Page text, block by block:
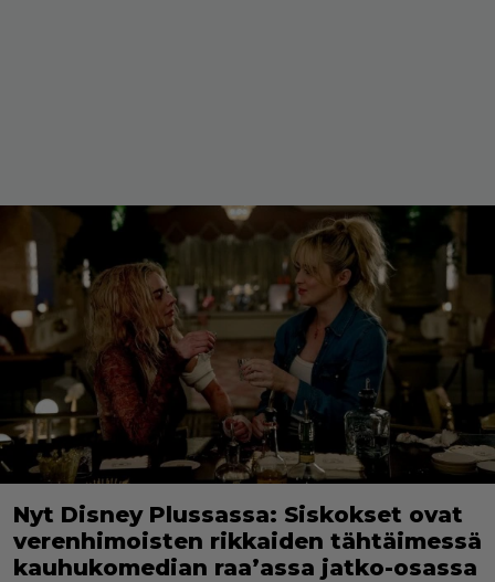
Nyt Disney Plussassa: Siskokset ovat
verenhimoisten rikkaiden tähtäimessä
kauhukomedian raa’assa jatko-osassa